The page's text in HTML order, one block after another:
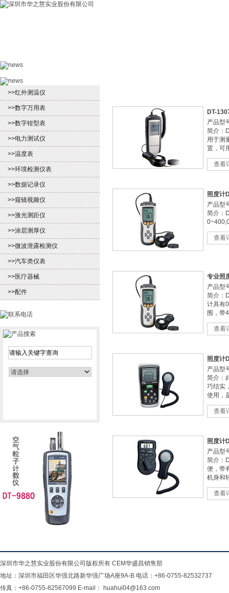
>>红外测温仪
>>数字万用表
>>数字钳型表
>>电力测试仪
>>温度表
>>环境检测仪表
>>数据记录仪
>>窥镜视频仪
>>激光测距仪
>>涂层测厚仪
>>微波泄露检测仪
>>汽车类仪表
>>医疗器械
>>配件
DT-
产品型
简介：
用于测
置，可
查看
照度计
产品型
简介：
查看
专业照
产品型
简介：
计具有
围，带
查看
照度计
产品型
简介：
巧结实
使用，
查看
照度计
产品型
简介：
便，带
机身和
查看
深圳市华之慧实业股份有限公司版权所有 CEM华盛昌销售部
地址：深圳市福田区华强北路新华强广场A座9A-B 电话：+86-0755-82532737
传真：+86-0755-82567099 E-mail： huahui04@163.com